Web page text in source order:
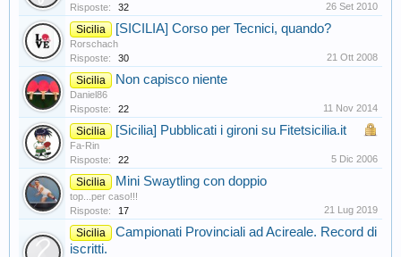
Risposte:
32 26 Set 2010
Sicilia [SICILIA] Corso per Tecnici, quando?
Rorschach
Risposte:
30 21 Ott 2008
Sicilia Non capisco niente
Daniel86
Risposte:
22 11 Nov 2014
Sicilia [Sicilia] Pubblicati i gironi su Fitetsicilia.it
Fa-Rin
Risposte:
22 5 Dic 2006
Sicilia Mini Swaytling con doppio
top...per caso!!!
Risposte:
17 21 Lug 2019
Sicilia
Campionati Provinciali ad Acireale. Record di
iscritti.